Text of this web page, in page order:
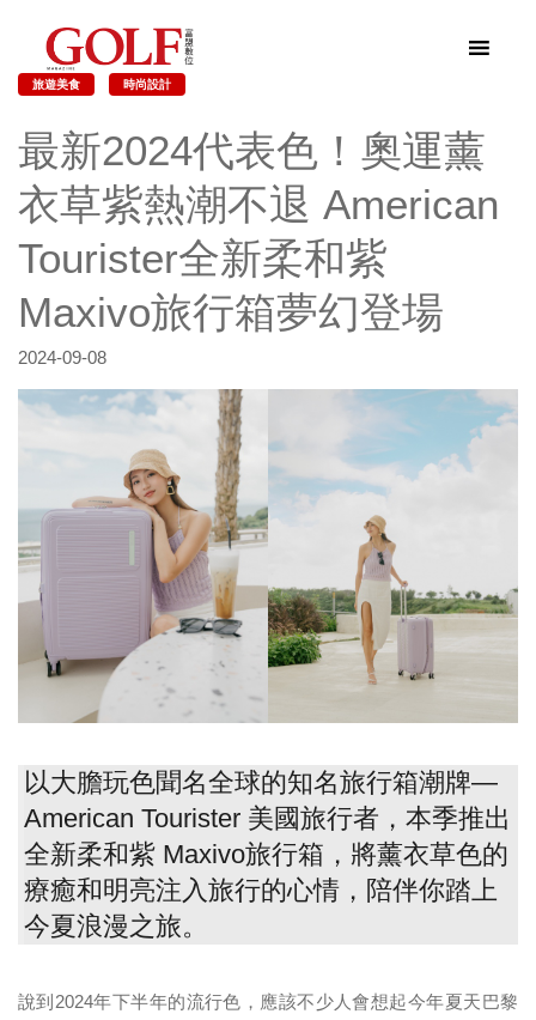
旅遊美食 時尚設計
最新2024代表色！奧運薰
衣草紫熱潮不退 American
Tourister全新柔和紫
Maxivo旅行箱夢幻登場
2024-09-08
以大膽玩色聞名全球的知名旅行箱潮牌—
American Tourister 美國旅行者，本季推出
全新柔和紫 Maxivo旅行箱，將薰衣草色的
療癒和明亮注入旅行的心情，陪伴你踏上
今夏浪漫之旅。
說到2024年下半年的流行色，應該不少人會想起今年夏天巴黎